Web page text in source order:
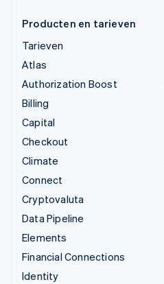
Producten en tarieven
Tarieven
Atlas
Authorization Boost
Billing
Capital
Checkout
Climate
Connect
Cryptovaluta
Data Pipeline
Elements
Financial Connections
Identity